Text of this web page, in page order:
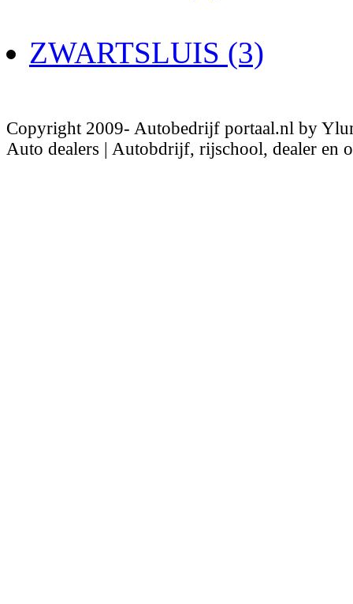
ZWARTSLUIS (3)
Copyright 2009- Autobedrijf portaal.nl by
Auto dealers | Autobdrijf, rijschool, dealer en